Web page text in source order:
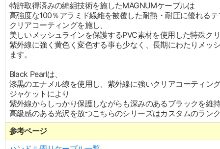
特許取得済みの編組技術を施したMAGNUMケーブルは
高強度な100％アラミド繊維を被覆した耐熱・耐圧に優れる
クリアコーティングを施し、
美しいメッシュラインを保護するPVC素材を使用した特殊ク
紫外線に強く黄色く変色する事も少なく、長期にわたりメッ
ます。
Black Pearlは、
漆黒のエナメル線を使用し、紫外線に強いクリアコーティン
ジャケットにより
紫外線からしっかり保護しながらも深みのあるブラックを維
高級感のある光沢を放つこちらのシリーズはカスタムのラン
参考ページ